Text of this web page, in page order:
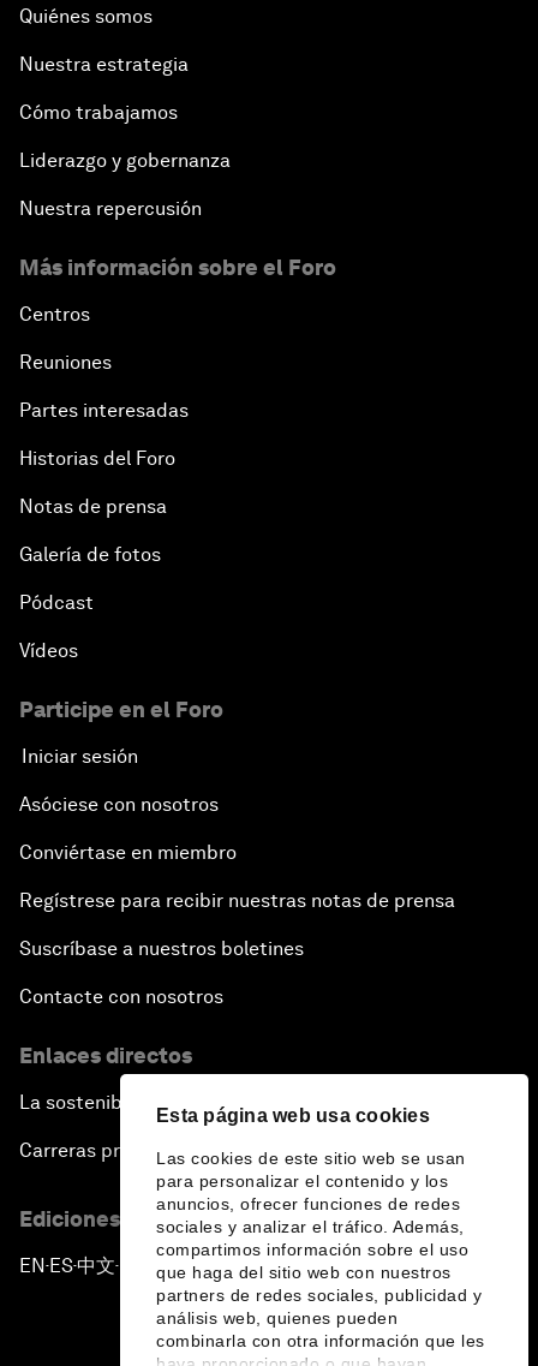
Esta página web usa cookies
Las cookies de este sitio web se usan
para personalizar el contenido y los
anuncios, ofrecer funciones de redes
sociales y analizar el tráfico. Además,
compartimos información sobre el uso
que haga del sitio web con nuestros
partners de redes sociales, publicidad y
análisis web, quienes pueden
combinarla con otra información que les
Quiénes somos
Nuestra estrategia
Cómo trabajamos
Liderazgo y gobernanza
Nuestra repercusión
Más información sobre el Foro
Centros
Reuniones
Partes interesadas
Historias del Foro
Notas de prensa
Galería de fotos
Pódcast
Vídeos
Participe en el Foro
Iniciar sesión
Asóciese con nosotros
Conviértase en miembro
Regístrese para recibir nuestras notas de prensa
Suscríbase a nuestros boletines
Contacte con nosotros
Enlaces directos
La sostenibilidad en el Foro
Carreras profesionales
Ediciones en otros idiomas
EN ▪ES▪中文▪ 日本語